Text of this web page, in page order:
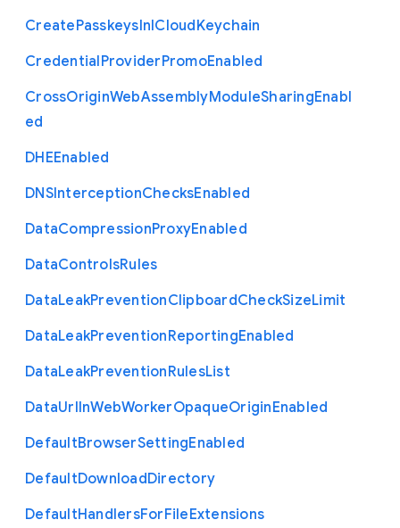
CreatePasskeysInICloudKeychain
CredentialProviderPromoEnabled
CrossOriginWebAssemblyModuleSharingEnabl
ed
DHEEnabled
DNSInterceptionChecksEnabled
DataCompressionProxyEnabled
DataControlsRules
DataLeakPreventionClipboardCheckSizeLimit
DataLeakPreventionReportingEnabled
DataLeakPreventionRulesList
DataUrlInWebWorkerOpaqueOriginEnabled
DefaultBrowserSettingEnabled
DefaultDownloadDirectory
DefaultHandlersForFileExtensions